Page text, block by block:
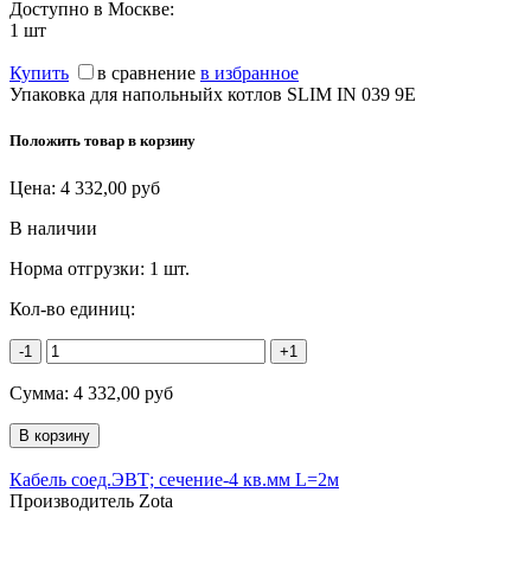
Доступно в Москве:
1 шт
Купить в сравнение в избранное
Упаковка для напольныйх котлов SLIM IN 039 9E
Положить товар в корзину
Цена: 4 332,00 руб
В наличии
Норма отгрузки: 1 шт.
Кол-во единиц:
-1 +1
Сумма: 4 332,00 руб
Кабель соед.ЭВТ; сечение-4 кв.мм L=2м
Производитель Zota